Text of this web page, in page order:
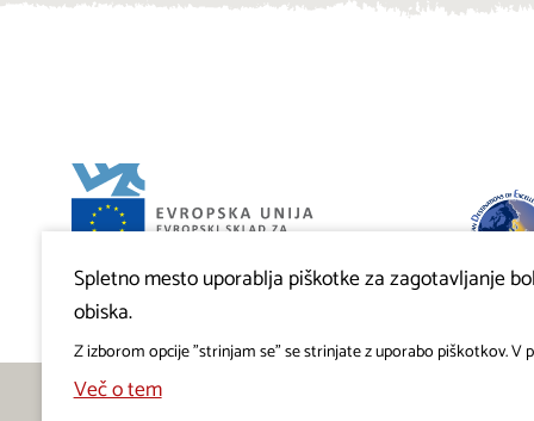
Deli
Projekt Visitkras. Naložbo sofinancirata Republika
Slovenija in Evropska unija iz Evropskega sklada za
regionalni razvoj.
Spletno mesto uporablja piškotke za zagotavljanje
obiska.
Z izborom opcije "strinjam se" se strinjate z uporabo piškotkov. V
Več o tem